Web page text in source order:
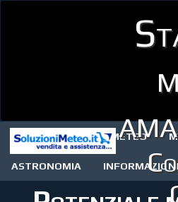
STAZIONE METEO
ASTRONOMIA INFORMAZIONI